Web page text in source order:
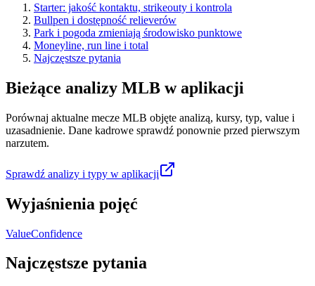
Starter: jakość kontaktu, strikeouty i kontrola
Bullpen i dostępność relieverów
Park i pogoda zmieniają środowisko punktowe
Moneyline, run line i total
Najczęstsze pytania
Bieżące analizy MLB w aplikacji
Porównaj aktualne mecze MLB objęte analizą, kursy, typ, value i
uzasadnienie. Dane kadrowe sprawdź ponownie przed pierwszym
narzutem.
Sprawdź analizy i typy w aplikacji
Wyjaśnienia pojęć
ValueConfidence
Najczęstsze pytania